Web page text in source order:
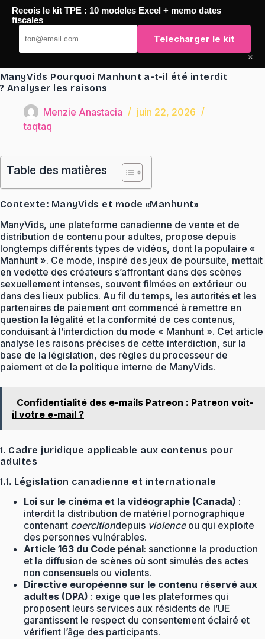
Passer
contenu
TaqTaq
ManyVids Pourquoi Manhunt a-t-il été interdit
? Analyser les raisons
Menzie Anastacia
juin 22, 2026
taqtaq
Table des matières
Contexte: ManyVids et mode «Manhunt»
ManyVids, une plateforme canadienne de vente et de
distribution de contenu pour adultes, propose depuis
longtemps différents types de vidéos, dont la populaire «
Manhunt ». Ce mode, inspiré des jeux de poursuite, mettait
en vedette des créateurs s’affrontant dans des scènes
sexuellement intenses, souvent filmées en extérieur ou
dans des lieux publics. Au fil du temps, les autorités et les
partenaires de paiement ont commencé à remettre en
question la légalité et la conformité de ces contenus,
conduisant à l’interdiction du mode « Manhunt ». Cet article
analyse les raisons précises de cette interdiction, sur la
base de la législation, des règles du processeur de
paiement et de la politique interne de ManyVids.
Confidentialité des e-mails Patreon : Patreon voit-
il votre e-mail ?
1. Cadre juridique applicable aux contenus pour
adultes
1.1. Législation canadienne et internationale
Loi sur le cinéma et la vidéographie (Canada) :
interdit la distribution de matériel pornographique
contenant coercitiondepuis violenceou qui exploite
des personnes vulnérables.
Article 163 du Code pénal: sanctionne la production
et la diffusion de scènes où sont simulés des actes
non consensuels ou violents.
Directive européenne sur le contenu réservé aux
adultes (DPA) : exige que les plateformes qui
proposent leurs services aux résidents de l’UE
garantissent le respect du consentement éclairé et
vérifient l’âge des participants.
Recois le kit TPE : 10 modeles Excel + memo dates
fiscales
Telecharger le kit
×